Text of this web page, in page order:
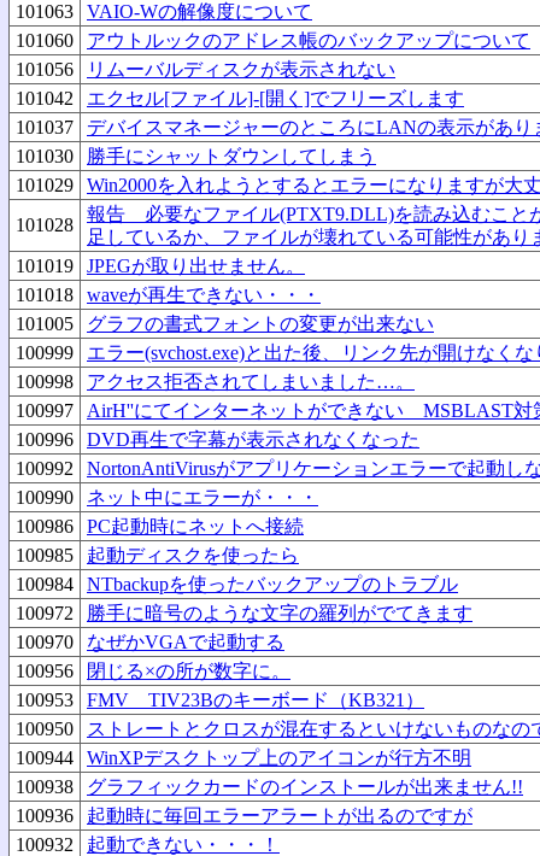
101063
VAIO-Wの解像度について
101060
アウトルックのアドレス帳のバックアップについて
101056
リムーバルディスクが表示されない
101042
エクセル[ファイル]-[開く]でフリーズします
101037
デバイスマネージャーのところにLANの表示があ
101030
勝手にシャットダウンしてしまう
101029
Win2000を入れようとするとエラーになりますが大
101028
報告 必要なファイル(PTXT9.DLL)を読み込むこと
足しているか、ファイルが壊れている可能性があり
101019
JPEGが取り出せません。
101018
waveが再生できない・・・
101005
グラフの書式フォントの変更が出来ない
100999
エラー(svchost.exe)と出た後、リンク先が開けなく
100998
アクセス拒否されてしまいました…。
100997
AirH''にてインターネットができない MSBLAST対
100996
DVD再生で字幕が表示されなくなった
100992
NortonAntiVirusがアプリケーションエラーで起動し
100990
ネット中にエラーが・・・
100986
PC起動時にネットへ接続
100985
起動ディスクを使ったら
100984
NTbackupを使ったバックアップのトラブル
100972
勝手に暗号のような文字の羅列がでてきます
100970
なぜかVGAで起動する
100956
閉じる×の所が数字に。
100953
FMV TIV23Bのキーボード（KB321）
100950
ストレートとクロスが混在するといけないものなの
100944
WinXPデスクトップ上のアイコンが行方不明
100938
グラフィックカードのインストールが出来ません!!
100936
起動時に毎回エラーアラートが出るのですが
100932
起動できない・・・！